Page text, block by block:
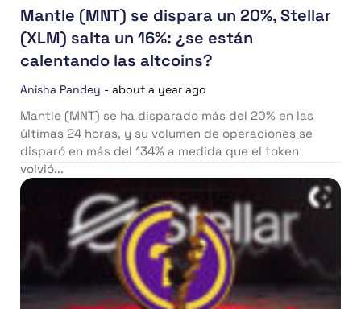
Mantle (MNT) se dispara un 20%, Stellar
(XLM) salta un 16%: ¿se están
calentando las altcoins?
Anisha Pandey - about a year ago
Mantle (MNT) se ha disparado más del 20% en las
últimas 24 horas, y su volumen de operaciones se
disparó en más del 134% a medida que el token
volvió...